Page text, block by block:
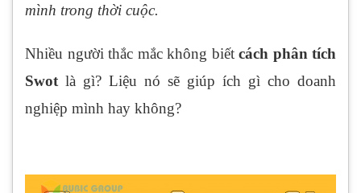
mình trong thời cuộc.
Nhiều người thắc mắc không biết cách phân tích
Swot là gì? Liệu nó sẽ giúp ích gì cho doanh
nghiệp mình hay không?